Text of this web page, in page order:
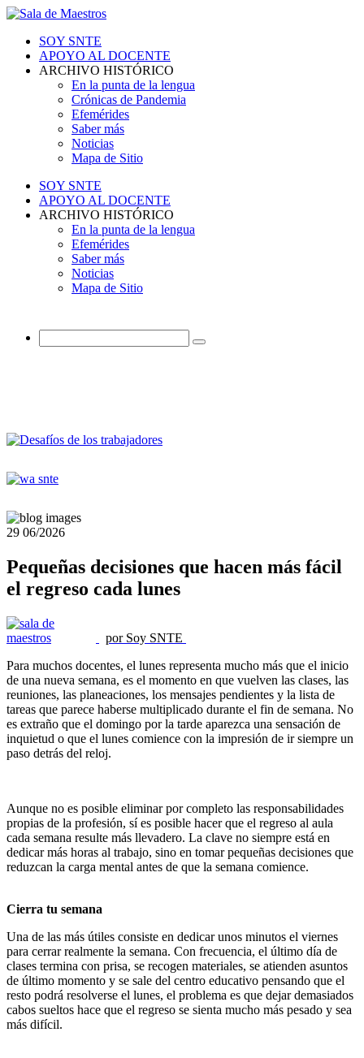
SOY SNTE
APOYO AL DOCENTE
ARCHIVO HISTÓRICO
En la punta de la lengua
Crónicas de Pandemia
Efemérides
Saber más
Noticias
Mapa de Sitio
SOY SNTE
APOYO AL DOCENTE
ARCHIVO HISTÓRICO
En la punta de la lengua
Efemérides
Saber más
Noticias
Mapa de Sitio
29 06/2026
Pequeñas decisiones que hacen más fácil
el regreso cada lunes
por Soy SNTE
Para muchos docentes, el lunes representa mucho más que el inicio
de una nueva semana, es el momento en que vuelven las clases, las
reuniones, las planeaciones, los mensajes pendientes y la lista de
tareas que parece haberse multiplicado durante el fin de semana. No
es extraño que el domingo por la tarde aparezca una sensación de
inquietud o que el lunes comience con la impresión de ir siempre un
paso detrás del reloj.
Aunque no es posible eliminar por completo las responsabilidades
propias de la profesión, sí es posible hacer que el regreso al aula
cada semana resulte más llevadero. La clave no siempre está en
dedicar más horas al trabajo, sino en tomar pequeñas decisiones que
reduzcan la carga mental antes de que la semana comience.
Cierra tu semana
Una de las más útiles consiste en dedicar unos minutos el viernes
para cerrar realmente la semana. Con frecuencia, el último día de
clases termina con prisa, se recogen materiales, se atienden asuntos
de último momento y se sale del centro educativo pensando que el
resto podrá resolverse el lunes, el problema es que dejar demasiados
cabos sueltos hace que el regreso se sienta mucho más pesado y sea
más difícil.